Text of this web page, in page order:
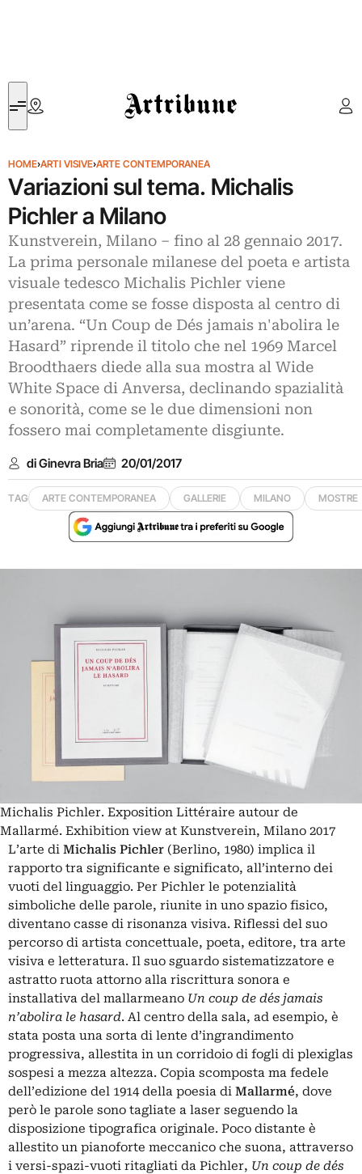
Artribune
HOME›ARTI VISIVE›ARTE CONTEMPORANEA
Variazioni sul tema. Michalis
Pichler a Milano
Kunstverein, Milano – fino al 28 gennaio 2017.
La prima personale milanese del poeta e artista
visuale tedesco Michalis Pichler viene
presentata come se fosse disposta al centro di
un’arena. “Un Coup de Dés jamais n'abolira le
Hasard” riprende il titolo che nel 1969 Marcel
Broodthaers diede alla sua mostra al Wide
White Space di Anversa, declinando spazialità
e sonorità, come se le due dimensioni non
fossero mai completamente disgiunte.
di Ginevra Bria 20/01/2017
TAG ARTE CONTEMPORANEA GALLERIE MILANO MOSTRE
Michalis Pichler. Exposition Littéraire autour de
Mallarmé. Exhibition view at Kunstverein, Milano 2017
L’arte di Michalis Pichler (Berlino, 1980) implica il
rapporto tra significante e significato, all’interno dei
vuoti del linguaggio. Per Pichler le potenzialità
simboliche delle parole, riunite in uno spazio fisico,
diventano casse di risonanza visiva. Riflessi del suo
percorso di artista concettuale, poeta, editore, tra arte
visiva e letteratura. Il suo sguardo sistematizzatore e
astratto ruota attorno alla riscrittura sonora e
installativa del mallarmeano Un coup de dés jamais
n’abolira le hasard. Al centro della sala, ad esempio, è
stata posta una sorta di lente d’ingrandimento
progressiva, allestita in un corridoio di fogli di plexiglas
sospesi a mezza altezza. Copia scomposta ma fedele
dell’edizione del 1914 della poesia di Mallarmé, dove
però le parole sono tagliate a laser seguendo la
disposizione tipografica originale. Poco distante è
allestito un pianoforte meccanico che suona, attraverso
i versi-spazi-vuoti ritagliati da Pichler, Un coup de dés